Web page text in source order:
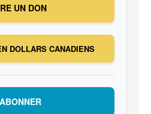
UN DON
DOLLARS CANADIENS